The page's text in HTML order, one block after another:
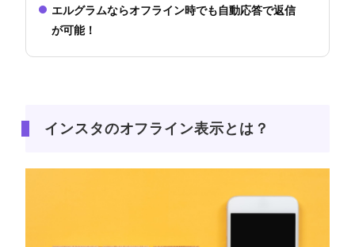
エルグラムならオフライン時でも自動応答で返信
が可能！
インスタのオフライン表示とは？